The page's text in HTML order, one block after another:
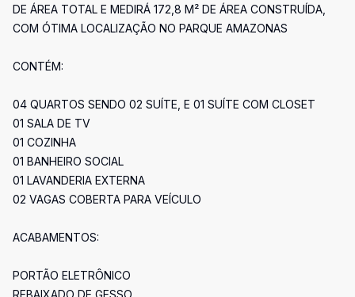
DE ÁREA TOTAL E MEDIRÁ 172,8 M² DE ÁREA CONSTRUÍDA,
COM ÓTIMA LOCALIZAÇÃO NO PARQUE AMAZONAS
CONTÉM:
04 QUARTOS SENDO 02 SUÍTE, E 01 SUÍTE COM CLOSET
01 SALA DE TV
01 COZINHA
01 BANHEIRO SOCIAL
01 LAVANDERIA EXTERNA
02 VAGAS COBERTA PARA VEÍCULO
ACABAMENTOS:
PORTÃO ELETRÔNICO
REBAIXADO DE GESSO